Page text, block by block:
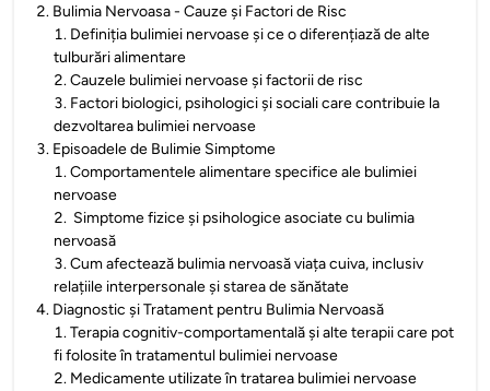
2. Bulimia Nervoasa - Cauze și Factori de Risc
1. Definiția bulimiei nervoase și ce o diferențiază de alte
tulburări alimentare
2.Cauzele bulimiei nervoase și factorii de risc
3. Factori biologici, psihologici și sociali care contribuie la
dezvoltarea bulimiei nervoase
3. Episoadele de Bulimie Simptome
1.Comportamentele alimentare specifice ale bulimiei
nervoase
2. Simptome fizice și psihologice asociate cu bulimia
nervoasă
3.Cum afectează bulimia nervoasă viața cuiva, inclusiv
relațiile interpersonale și starea de sănătate
4. Diagnostic și Tratament pentru Bulimia Nervoasă
1.Terapia cognitiv-comportamentală și alte terapii care pot
fi folosite în tratamentul bulimiei nervoase
2. Medicamente utilizate în tratarea bulimiei nervoase